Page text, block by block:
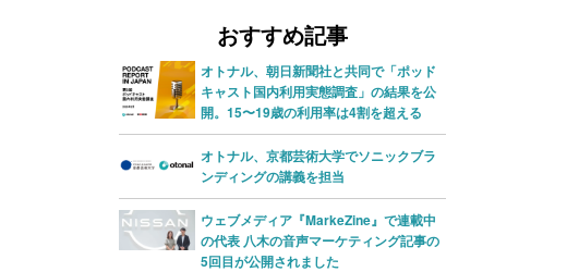
ヤ
ー
ム
調
節
に
は
下
矢
ー
おすすめ記事
オトナル、朝日新聞社と共同で「ポッド
キャスト国内利用実態調査」の結果を公
開。15〜19歳の利用率は4割を超える
オトナル、京都芸術大学でソニックブラ
ンディングの講義を担当
ウェブメディア『MarkeZine』で連載中
の代表 八木の音声マーケティング記事の
5回目が公開されました